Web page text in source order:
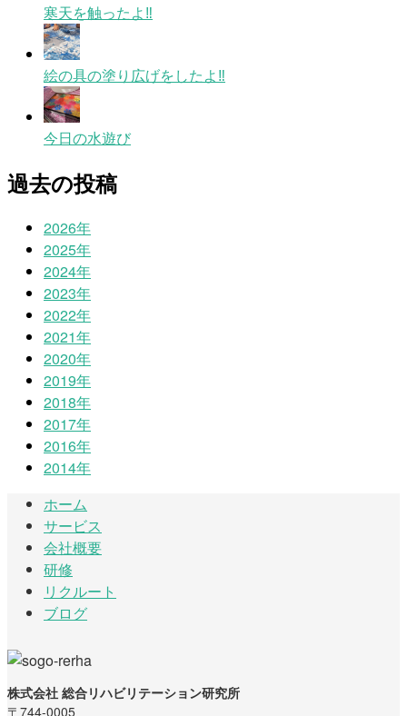
寒天を触ったよ‼
絵の具の塗り広げをしたよ‼
今日の水遊び
過去の投稿
2026年
2025年
2024年
2023年
2022年
2021年
2020年
2019年
2018年
2017年
2016年
2014年
ホーム
サービス
会社概要
研修
リクルート
ブログ
株式会社 総合リハビリテーション研究所
〒744-0005